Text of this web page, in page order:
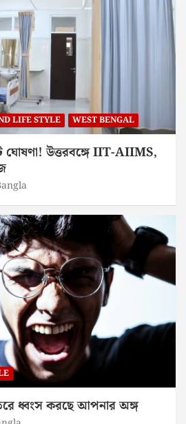
LIFE STYLE WEST BENGAL
ঘোষণা! উত্তরবঙ্গে IIT-AIIMS,
ধ্বংস করছে আপনার অঙ্গ